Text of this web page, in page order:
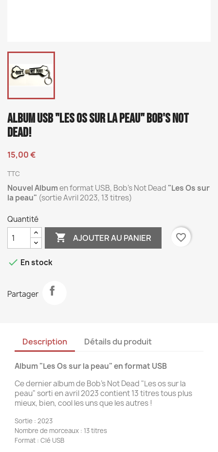
ALBUM USB "LES OS SUR LA PEAU" BOB'S NOT
DEAD!
15,00 €
TTC
Nouvel Albumen format USB, Bob's Not Dead "Les Os sur
la peau" (sortie Avril 2023, 13 titres)
Quantité
 AJOUTER AU PANIER favorite_border
 En stock
Partager
Description Détails du produit
Album "Les Os sur la peau" en format USB
Ce dernier album de Bob's Not Dead "Les os sur la
peau" sorti en avril 2023 contient 13 titres tous plus
mieux, bien, cool les uns que les autres !
Sortie : 2023
Nombre de morceaux : 13 titres
Format : Clé USB